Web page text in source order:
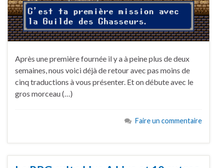
Après une première fournée il y a à peine plus de deux
semaines, nous voici déjà de retour avec pas moins de
cinq traductions à vous présenter. Et on débute avec le
gros morceau (…)
Faire un commentaire